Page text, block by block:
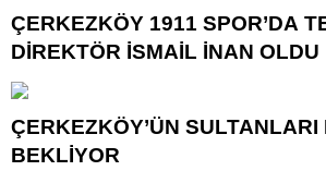
ÇERKEZKÖY 1911 SPOR’DA
DİREKTÖR İSMAİL İNAN OLDU
ÇERKEZKÖY’ÜN SULTANLARI
BEKLİYOR